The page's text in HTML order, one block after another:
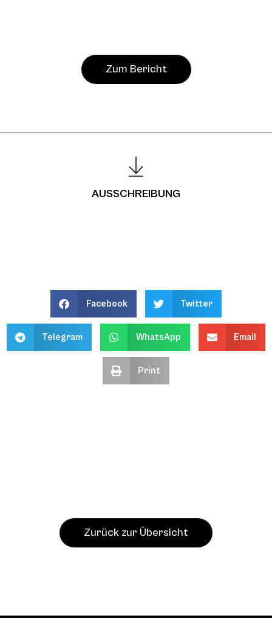
Zum Bericht
AUSSCHREIBUNG
Facebook Twitter
Telegram WhatsApp Email
Print
Zurück zur Übersicht